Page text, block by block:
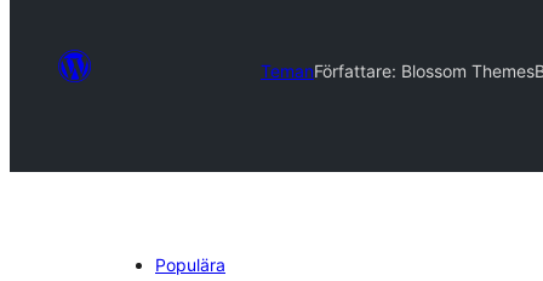
TemanFörfattare: Blossom Themes
Populära